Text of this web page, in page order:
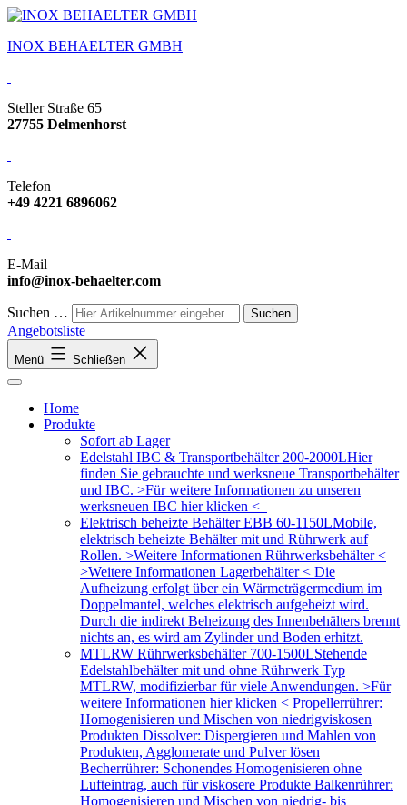
INOX BEHAELTER GMBH
Steller Straße 65
27755 Delmenhorst
Telefon
+49 4221 6896062
E-Mail
info@inox-behaelter.com
Suchen …
Angebotsliste
Menü Schließen
Home
Produkte
Sofort ab Lager
Edelstahl IBC & Transportbehälter 200-2000LHier
finden Sie gebrauchte und werksneue Transportbehälter
und IBC. >Für weitere Informationen zu unseren
werksneuen IBC hier klicken <
Elektrisch beheizte Behälter EBB 60-1150LMobile,
elektrisch beheizte Behälter mit und Rührwerk auf
Rollen. >Weitere Informationen Rührwerksbehälter <
>Weitere Informationen Lagerbehälter < Die
Aufheizung erfolgt über ein Wärmeträgermedium im
Doppelmantel, welches elektrisch aufgeheizt wird.
Durch die indirekt Beheizung des Innenbehälters brennt
nichts an, es wird am Zylinder und Boden erhitzt.
MTLRW Rührwerksbehälter 700-1500LStehende
Edelstahlbehälter mit und ohne Rührwerk Typ
MTLRW, modifizierbar für viele Anwendungen. >Für
weitere Informationen hier klicken < Propellerrührer:
Homogenisieren und Mischen von niedrigviskosen
Produkten Dissolver: Dispergieren und Mahlen von
Produkten, Agglomerate und Pulver lösen
Becherrührer: Schonendes Homogenisieren ohne
Lufteintrag, auch für viskosere Produkte Balkenrührer:
Homogenisieren und Mischen von niedrig- bis